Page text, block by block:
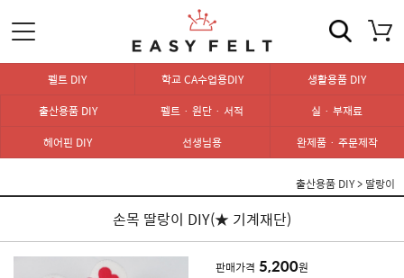
펠트 DIY 학교 CA수업용DIY
생활용품 DIY
출산용품 DIY
펠트 · 원단 · 서적
실 · 부재료
헤어핀 DIY
선생님용 완제품 · 주문제작
출산용품 DIY> 딸랑이
손목 딸랑이 DIY(★ 기계재단)
판매가격 5,200원